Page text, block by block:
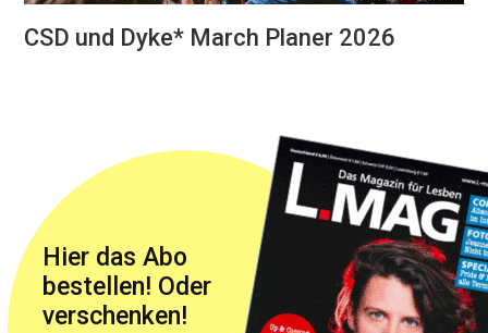
CSD und Dyke* March Planer 2026
Hier das Abo
bestellen! Oder
verschenken!